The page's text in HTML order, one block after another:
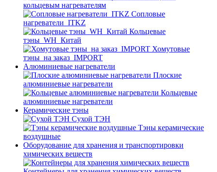
кольцевым нагревателям
Cопловые
нагреватели_ITKZ
Кольцевые
тэны_WH_Китай
Хомутовые
тэны_на заказ_IMPORT
Алюминиевые нагреватели
Плоские
алюминиевые нагреватели
Кольцевые
алюминиевые нагреватели
Керамические тэны
Сухой ТЭН
Тэны керамические
воздушные
Оборудование для хранения и транспортировки
химических веществ